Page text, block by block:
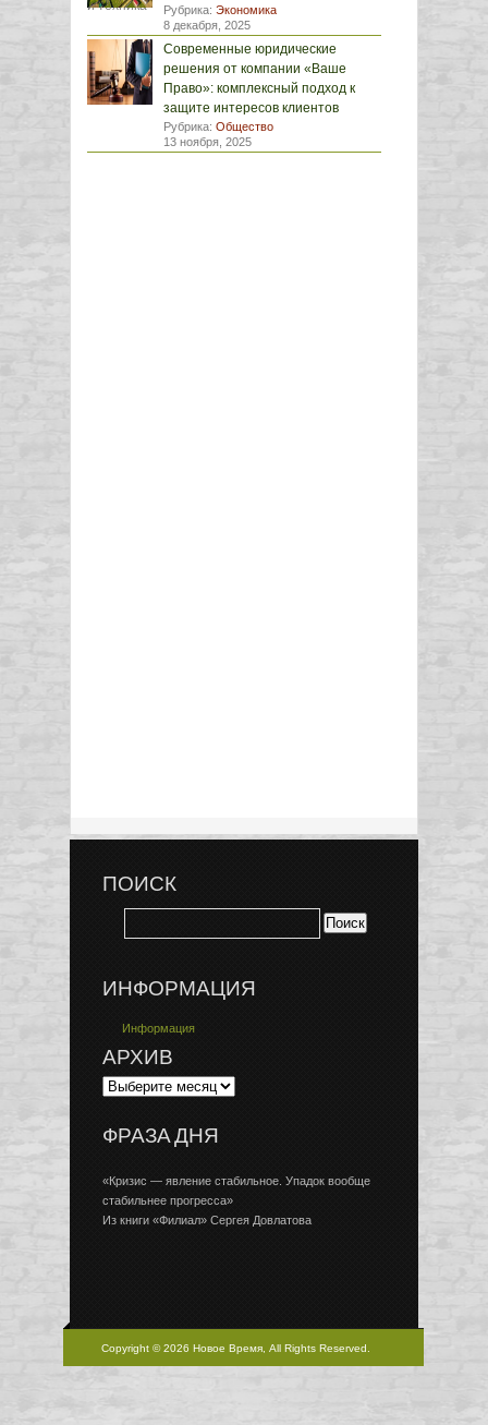
Рубрика: Экономика
8 декабря, 2025
Современные юридические
решения от компании «Ваше
Право»: комплексный подход к
защите интересов клиентов
Рубрика: Общество
13 ноября, 2025
ПОИСК
ИНФОРМАЦИЯ
Информация
АРХИВ
ФРАЗА ДНЯ
«Кризис — явление стабильное. Упадок вообще
стабильнее прогресса»
Из книги «Филиал» Сергея Довлатова
Copyright © 2026 Новое Время, All Rights Reserved.